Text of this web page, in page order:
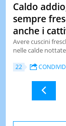
Caldo
sempre
anche i
Avere cuscini
nelle calde
22